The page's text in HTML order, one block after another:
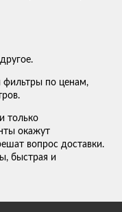
фильтры по ценам,
только
окажут
вопрос доставки.
быстрая и